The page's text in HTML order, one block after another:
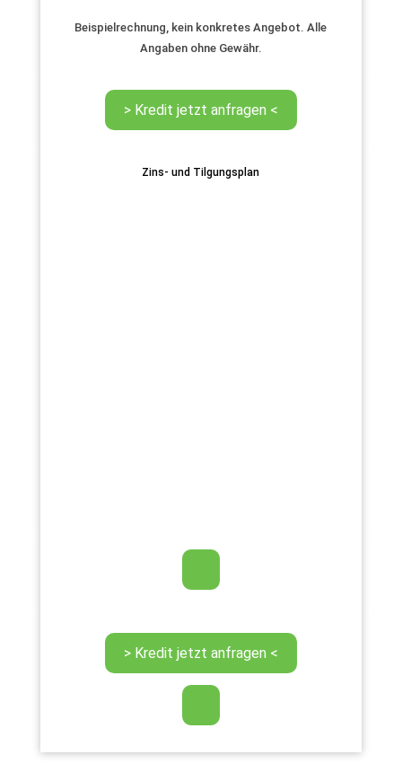
Beispielrechnung, kein konkretes Angebot. Alle
Angaben ohne Gewähr.
Zins- und Tilgungsplan